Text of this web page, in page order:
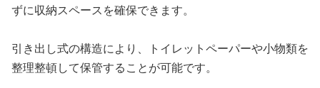
ずに収納スペースを確保できます。
引き出し式の構造により、トイレットペーパーや小物類を
整理整頓して保管することが可能です。